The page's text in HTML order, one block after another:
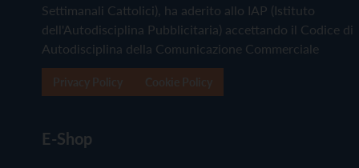
Settimanali Cattolici), ha aderito allo IAP (Istituto
dell'Autodisciplina Pubblicitaria) accettando il Codice di
Autodisciplina della Comunicazione Commerciale
E-Shop